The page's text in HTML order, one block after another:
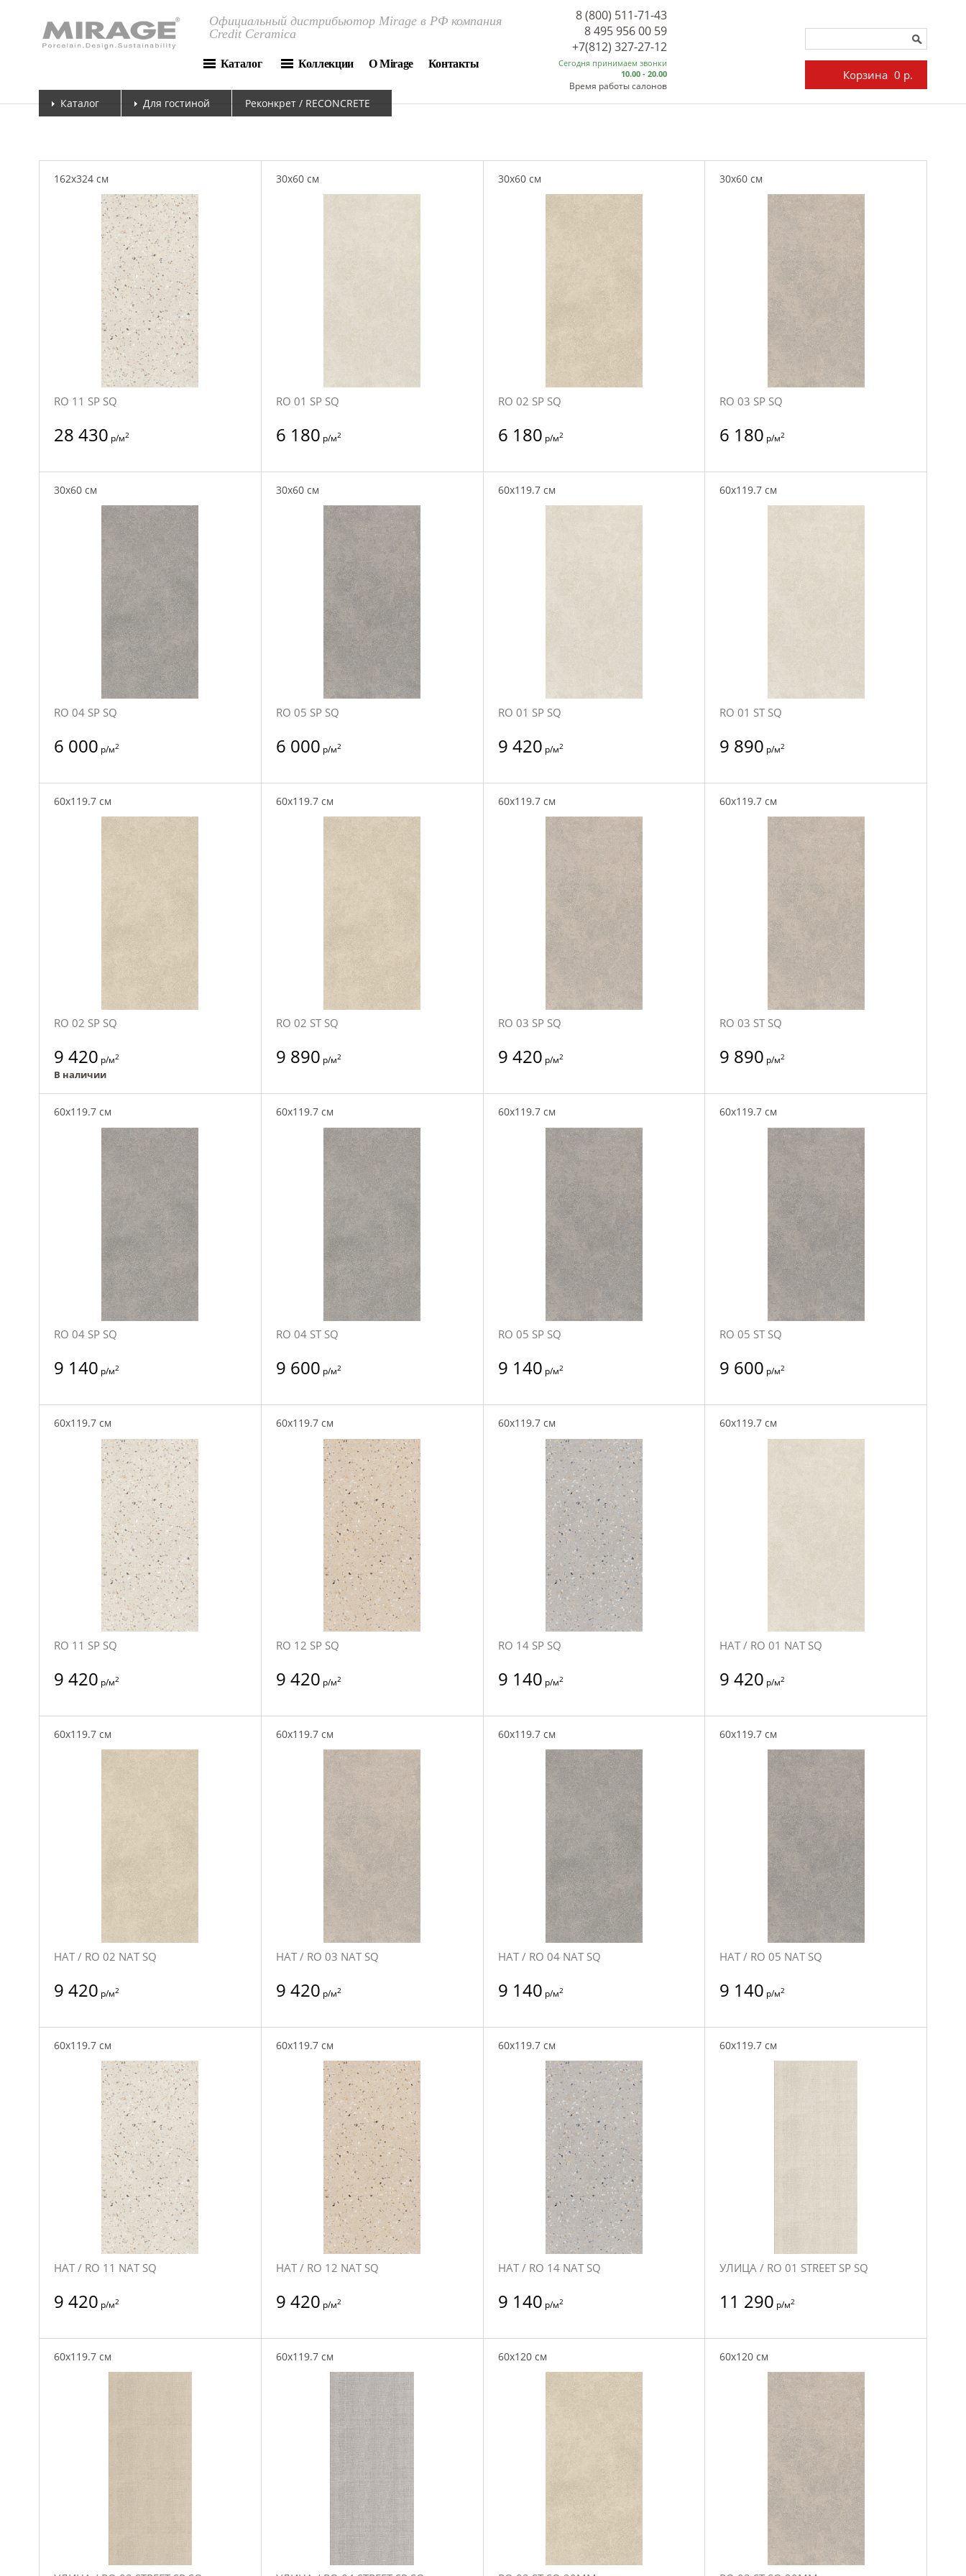
Официальный дистрибьютор Mirage в РФ компания
Credit Ceramica
Каталог Коллекции О Mirage Контакты
8 (800) 511-71-43
8 495 956 00 59
Сегодня принимаем звонки
10.00 - 20.00
Время работы салонов
+7(812) 327-27-12
Корзина 0 р.
Каталог Для гостиной Реконкрет / RECONCRETE
162x324 см
RO 11 SP SQ
28 430 р/м2
30x60 см
RO 01 SP SQ
6 180 р/м2
30x60 см
RO 02 SP SQ
6 180 р/м2
30x60 см
RO 03 SP SQ
6 180 р/м2
30x60 см
RO 04 SP SQ
6 000 р/м2
30x60 см
RO 05 SP SQ
6 000 р/м2
60x119.7 см
RO 01 SP SQ
9 420 р/м2
60x119.7 см
RO 01 ST SQ
9 890 р/м2
60x119.7 см
RO 02 SP SQ
9 420 р/м2
В наличии
60x119.7 см
RO 02 ST SQ
9 890 р/м2
60x119.7 см
RO 03 SP SQ
9 420 р/м2
60x119.7 см
RO 03 ST SQ
9 890 р/м2
60x119.7 см
RO 04 SP SQ
9 140 р/м2
60x119.7 см
RO 04 ST SQ
9 600 р/м2
60x119.7 см
RO 05 SP SQ
9 140 р/м2
60x119.7 см
RO 05 ST SQ
9 600 р/м2
60x119.7 см
RO 11 SP SQ
9 420 р/м2
60x119.7 см
RO 12 SP SQ
9 420 р/м2
60x119.7 см
RO 14 SP SQ
9 140 р/м2
60x119.7 см
НАТ / RO 01 NAT SQ
9 420 р/м2
60x119.7 см
НАТ / RO 02 NAT SQ
9 420 р/м2
60x119.7 см
НАТ / RO 03 NAT SQ
9 420 р/м2
60x119.7 см
НАТ / RO 04 NAT SQ
9 140 р/м2
60x119.7 см
НАТ / RO 05 NAT SQ
9 140 р/м2
60x119.7 см
НАТ / RO 11 NAT SQ
9 420 р/м2
60x119.7 см
НАТ / RO 12 NAT SQ
9 420 р/м2
60x119.7 см
НАТ / RO 14 NAT SQ
9 140 р/м2
60x119.7 см
УЛИЦА / RO 01 STREET SP SQ
11 290 р/м2
60x119.7 см 60x119.7 см 60x120 см 60x120 см